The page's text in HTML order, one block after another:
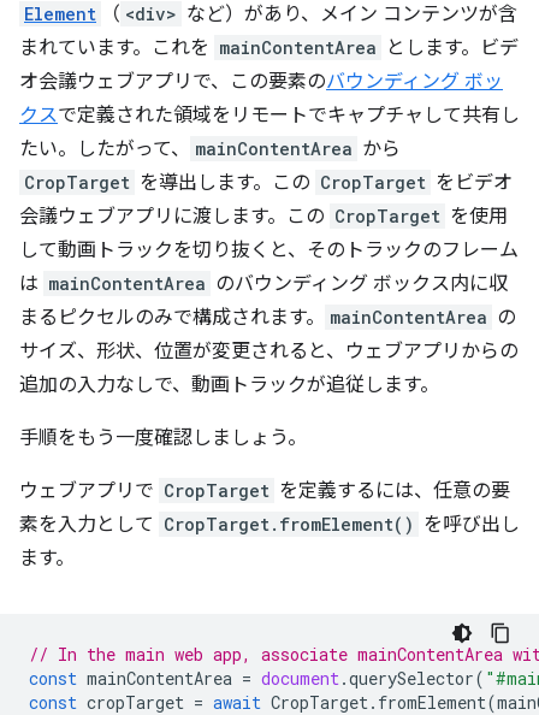
Element （ <div> など）があり、メイン コンテンツが含
まれています。これを mainContentArea
とします。ビデ
オ会議ウェブアプリで、この要素のバウンディング ボッ
クスで定義された領域をリモートでキャプチャして共有し
たい。したがって、
mainContentArea から
CropTarget を導出します。この CropTarget をビデオ
会議ウェブアプリに渡します。この CropTarget を使用
して動画トラックを切り抜くと、そのトラックのフレーム
は mainContentArea のバウンディング ボックス内に収
まるピクセルのみで構成されます。
mainContentArea の
サイズ、形状、位置が変更されると、ウェブアプリからの
追加の入力なしで、動画トラックが追従します。
手順をもう一度確認しましょう。
ウェブアプリで CropTarget を定義するには、任意の要
素を入力として CropTarget.fromElement() を呼び出し
ます。
// In the main web app, associate mainContentArea
const mainContentArea = document .querySelector(
const cropTarget = await CropTarget . fromElement(